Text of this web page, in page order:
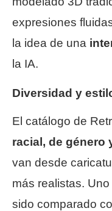
expresiones
la idea de una
la IA.
Diversidad y
El catálogo de
racial, de género
van desde
más realistas.
sido comparado